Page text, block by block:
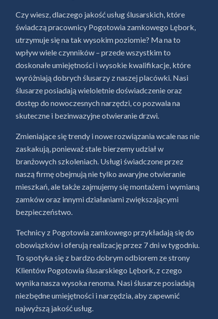
Czy wiesz, dlaczego jakość usług ślusarskich, które
świadczą pracownicy Pogotowia zamkowego Lębork,
utrzymuje się na tak wysokim poziomie? Ma na to
wpływ wiele czynników – przede wszystkim to
doskonałe umiejętności i wysokie kwalifikacje, które
wyróżniają dobrych ślusarzy z naszej placówki. Nasi
ślusarze posiadają wieloletnie doświadczenie oraz
dostęp do nowoczesnych narzędzi, co pozwala na
skuteczne i bezinwazyjne otwieranie drzwi.
Zmieniające się trendy i nowe rozwiązania wcale nas nie
zaskakują, ponieważ stale bierzemy udział w
branżowych szkoleniach. Usługi świadczone przez
naszą firmę obejmują nie tylko awaryjne otwieranie
mieszkań, ale także zajmujemy się montażem i wymianą
zamków oraz innymi działaniami zwiększającymi
bezpieczeństwo.
Technicy z Pogotowia zamkowego przykładają się do
obowiązków i oferują realizację przez 7 dni w tygodniu.
To spotyka się z bardzo dobrym odbiorem ze strony
Klientów Pogotowia ślusarskiego Lębork, z czego
wynika nasza wysoka renoma. Nasi ślusarze posiadają
niezbędne umiejętności i narzędzia, aby zapewnić
najwyższą jakość usług.